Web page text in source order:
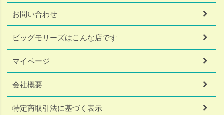
お問い合わせ
ビッグモリーズはこんな店です
マイページ
会社概要
特定商取引法に基づく表示